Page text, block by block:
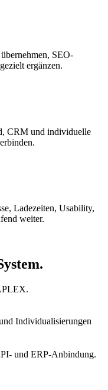
SEO-
ergänzen.
CRM und individuelle
Ladezeiten, Usability,
weiter.
Individualisierungen
und ERP-Anbindung.